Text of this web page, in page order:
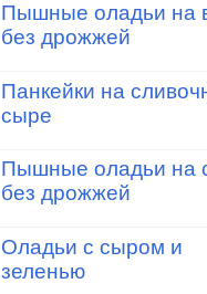
Пышные оладьи на
без дрожжей
Панкейки на
сыре
Пышные оладьи на
без дрожжей
Оладьи с сыром и
зеленью